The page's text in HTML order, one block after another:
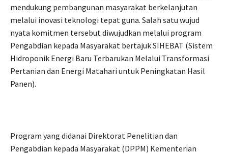
mendukung pembangunan masyarakat berkelanjutan
melalui inovasi teknologi tepat guna. Salah satu wujud
nyata komitmen tersebut diwujudkan melalui program
Pengabdian kepada Masyarakat bertajuk SIHEBAT (Sistem
Hidroponik Energi Baru Terbarukan Melalui Transformasi
Pertanian dan Energi Matahari untuk Peningkatan Hasil
Panen).
Program yang didanai Direktorat Penelitian dan
Pengabdian kepada Masyarakat (DPPM) Kementerian